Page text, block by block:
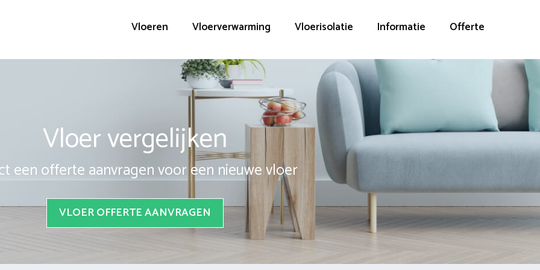
Vloeren Vloerverwarming Vloerisolatie Informatie Offerte
Vloer vergelijken
een offerte aanvragen voor een nieuwe vloer
VLOER OFFERTE AANVRAGEN